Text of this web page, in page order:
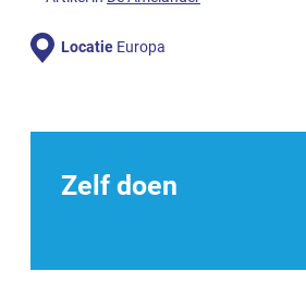
Locatie Europa
Zelf doen